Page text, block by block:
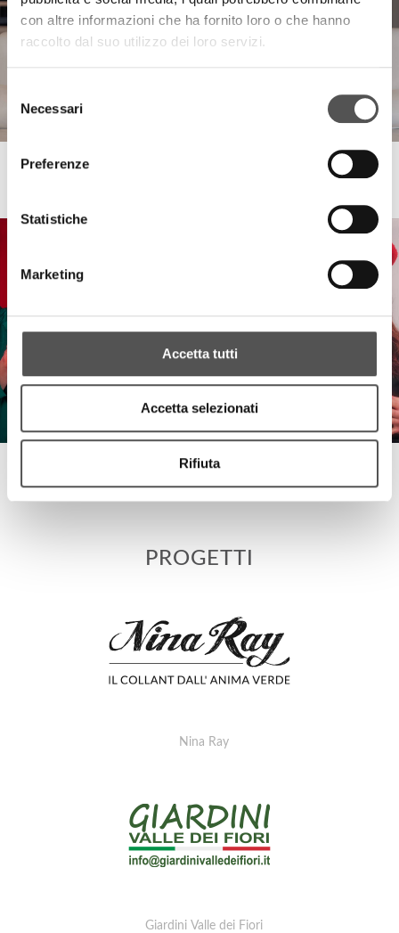
con altre informazioni che ha fornito loro o che hanno
raccolto dal suo utilizzo dei loro servizi.
del
consenso
Necessari
Preferenze
Statistiche
Marketing
Accetta tutti
Accetta selezionati
Rifiuta
Nina Ray Box
La box che veste le gambe
PROGETTI
Nina Ray
Giardini Valle dei Fiori